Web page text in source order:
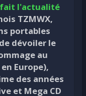
fait l'actualité
TZMWX,
portables
dévoiler le
au
Europe),
des années
et Mega CD